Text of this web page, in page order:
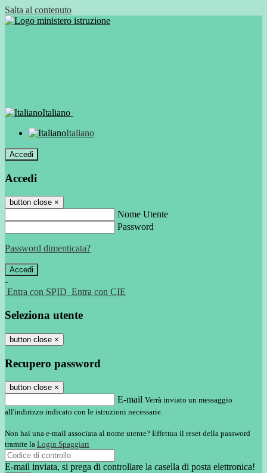
Salta al contenuto
Italiano
Italiano
Accedi
Accedi
button close ×
Nome Utente
Password
Password dimenticata?
-
Entra con SPID Entra con CIE
Seleziona utente
button close ×
Recupero password
button close ×
E-mail Verrà inviato un messaggio
all'indirizzo indicato con le istruzioni necessarie.
Non hai una e-mail associata al nome utente? Effettua il reset della password
tramite la Login Spaggiari
E-mail inviata, si prega di controllare la casella di posta elettronica!